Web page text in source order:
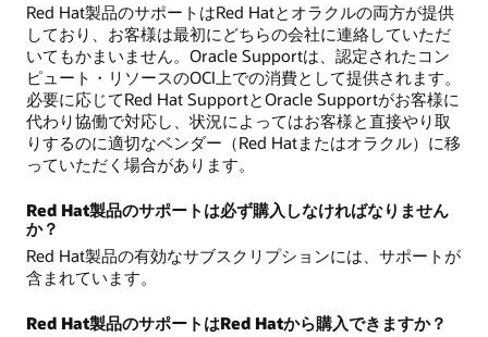
Red Hat製品のサポートはRed Hatとオラクルの両方が提供
しており、お客様は最初にどちらの会社に連絡していただ
いてもかまいません。Oracle Supportは、認定されたコン
ピュート・リソースのOCI上での消費として提供されます。
必要に応じてRed Hat SupportとOracle Supportがお客様に
代わり協働で対応し、状況によってはお客様と直接やり取
りするのに適切なベンダー（Red Hatまたはオラクル）に移
っていただく場合があります。
Red Hat製品のサポートは必ず購入しなければなりません
か？
Red Hat製品の有効なサブスクリプションには、サポートが
含まれています。
Red Hat製品のサポートはRed Hatから購入できますか？